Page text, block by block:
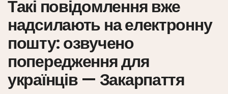
Такі повідомлення вже
надсилають на електронну
пошту: озвучено
попередження для
українців — Закарпаття